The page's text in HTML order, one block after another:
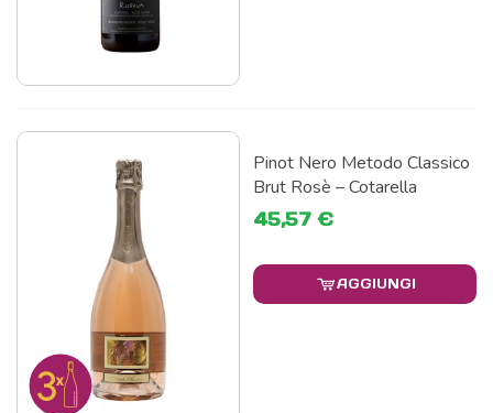
Pinot Nero Metodo Classico
Brut Rosè – Cotarella
45,57 €
AGGIUNGI